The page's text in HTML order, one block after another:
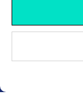
Integración